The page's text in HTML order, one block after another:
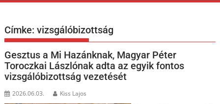
Címke:vizsgálóbizottság
Gesztus a Mi Hazánknak, Magyar Péter
Toroczkai Lászlónak adta az egyik fontos
vizsgálóbizottság vezetését
2026.06.03. Kiss Lajos